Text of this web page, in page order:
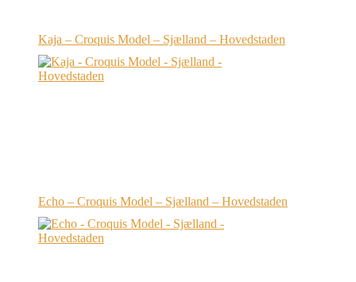
Kaja – Croquis Model – Sjælland – Hovedstaden
Echo – Croquis Model – Sjælland – Hovedstaden